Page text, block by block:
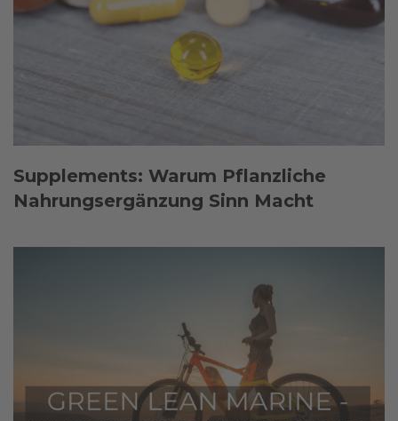
Supplements: Warum Pflanzliche
Nahrungsergänzung Sinn Macht